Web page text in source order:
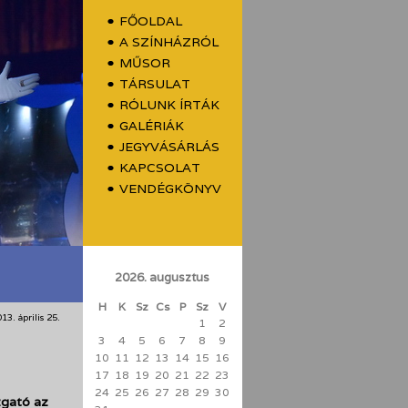
FŐOLDAL
A SZÍNHÁZRÓL
MŰSOR
TÁRSULAT
RÓLUNK ÍRTÁK
GALÉRIÁK
JEGYVÁSÁRLÁS
KAPCSOLAT
VENDÉGKÖNYV
április 25.
az
2026. augusztus
H K Sz Cs P Sz
V
1
2
3
4 5 6 7 8
9
10 11 12 13 14 15 16
17 18 19 20 21 22 23
24 25 26 27 28 29 30